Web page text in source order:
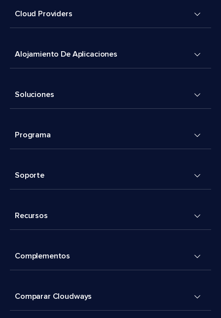
Cloud Providers
Alojamiento De Aplicaciones
Soluciones
Programa
Soporte
Recursos
Complementos
Comparar Cloudways